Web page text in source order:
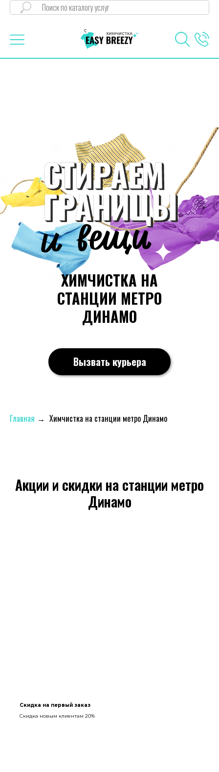
Вызвать курьера
ХИМЧИСТКА НА
СТАНЦИИ МЕТРО
ДИНАМО
Главная → Химчистка на станции метро Динамо
Акции и скидки на станции метро
Динамо
Скидка на первый заказ
Скидка новым клиентам 20%